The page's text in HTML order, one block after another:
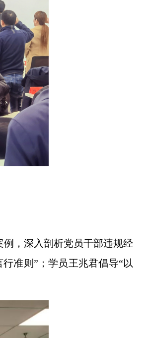
，深入剖析党员干部违规经
准则”；学员王兆君倡导“以